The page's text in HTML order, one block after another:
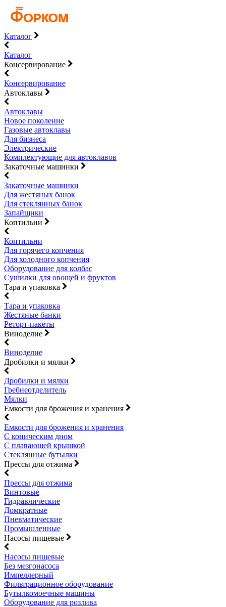
Каталог
Каталог
Консервирование
Консервирование
Автоклавы
Автоклавы
Новое поколение
Газовые автоклавы
Для бизнеса
Электрические
Комплектующие для автоклавов
Закаточные машинки
Закаточные машинки
Для жестяных банок
Для стеклянных банок
Запайщики
Коптильни
Коптильни
Для горячего копчения
Для холодного копчения
Оборудование для колбас
Сушилки для овощей и фруктов
Тара и упаковка
Тара и упаковка
Жестяные банки
Реторт-пакеты
Виноделие
Виноделие
Дробилки и мялки
Дробилки и мялки
Гребнеотделитель
Мялки
Емкости для брожения и хранения
Емкости для брожения и хранения
С коническим дном
С плавающей крышкой
Стеклянные бутылки
Прессы для отжима
Прессы для отжима
Винтовые
Гидравлические
Домкратные
Пневматические
Промышленные
Насосы пищевые
Насосы пищевые
Без мезгонасоса
Импеллерный
Фильтрационное оборудование
Бутылкомоечные машины
Оборудование для розлива